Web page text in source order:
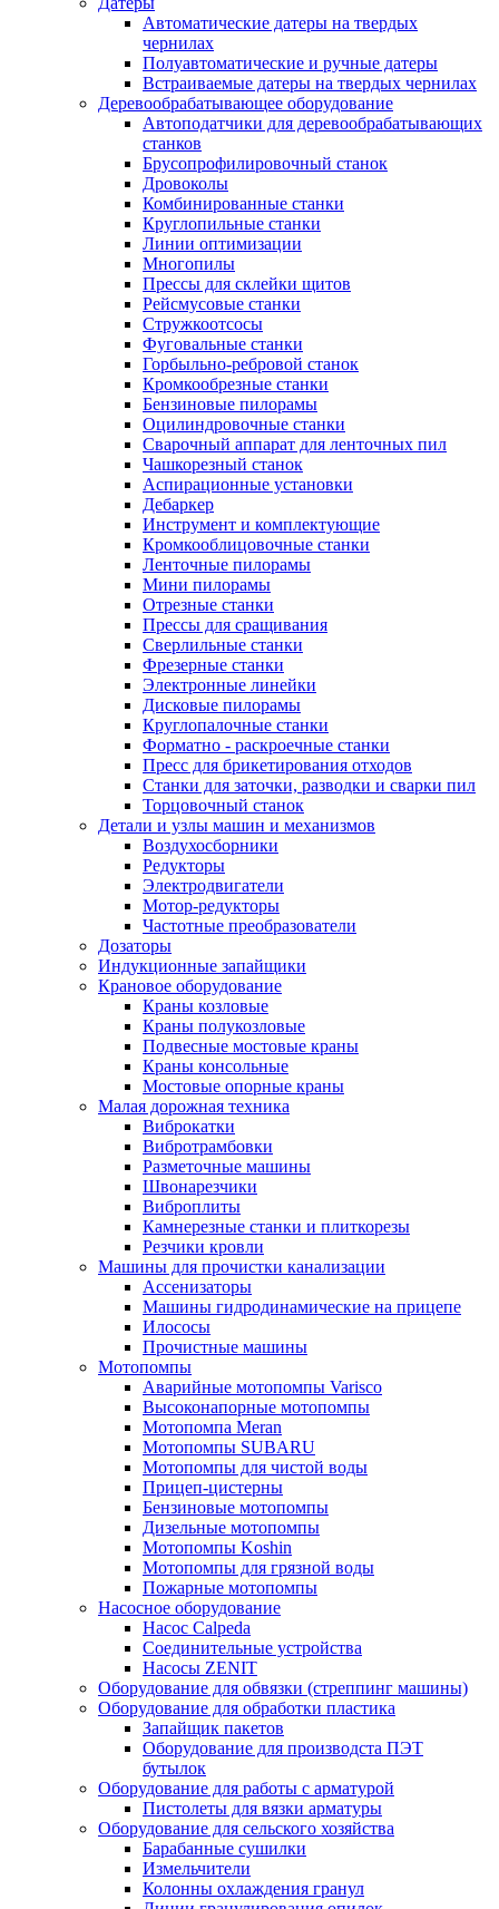
Автоматические датеры на твердых
чернилах
Полуавтоматические и ручные датеры
Встраиваемые датеры на твердых чернилах
Деревообрабатывающее оборудование
Автоподатчики для деревообрабатывающих
станков
Брусопрофилировочный станок
Дровоколы
Комбинированные станки
Круглопильные станки
Линии оптимизации
Многопилы
Прессы для склейки щитов
Рейсмусовые станки
Стружкоотсосы
Фуговальные станки
Горбыльно-ребровой станок
Кромкообрезные станки
Бензиновые пилорамы
Оцилиндровочные станки
Сварочный аппарат для ленточных пил
Чашкорезный станок
Аспирационные установки
Дебаркер
Инструмент и комплектующие
Кромкооблицовочные станки
Ленточные пилорамы
Мини пилорамы
Отрезные станки
Прессы для сращивания
Сверлильные станки
Фрезерные станки
Электронные линейки
Дисковые пилорамы
Круглопалочные станки
Форматно - раскроечные станки
Пресс для брикетирования отходов
Станки для заточки, разводки и сварки пил
Торцовочный станок
Детали и узлы машин и механизмов
Воздухосборники
Редукторы
Электродвигатели
Мотор-редукторы
Частотные преобразователи
Дозаторы
Индукционные запайщики
Крановое оборудование
Краны козловые
Краны полукозловые
Подвесные мостовые краны
Краны консольные
Мостовые опорные краны
Малая дорожная техника
Виброкатки
Вибротрамбовки
Разметочные машины
Швонарезчики
Виброплиты
Камнерезные станки и плиткорезы
Резчики кровли
Машины для прочистки канализации
Ассенизаторы
Машины гидродинамические на прицепе
Илососы
Прочистные машины
Мотопомпы
Аварийные мотопомпы Varisco
Высоконапорные мотопомпы
Мотопомпа Meran
Мотопомпы SUBARU
Мотопомпы для чистой воды
Прицеп-цистерны
Бензиновые мотопомпы
Дизельные мотопомпы
Мотопомпы Koshin
Мотопомпы для грязной воды
Пожарные мотопомпы
Насосное оборудование
Насос Calpeda
Соединительные устройства
Насосы ZENIT
Оборудование для обвязки (стреппинг машины)
Оборудование для обработки пластика
Запайщик пакетов
Оборудование для производста ПЭТ
бутылок
Оборудование для работы с арматурой
Пистолеты для вязки арматуры
Оборудование для сельского хозяйства
Барабанные сушилки
Измельчители
Колонны охлаждения гранул